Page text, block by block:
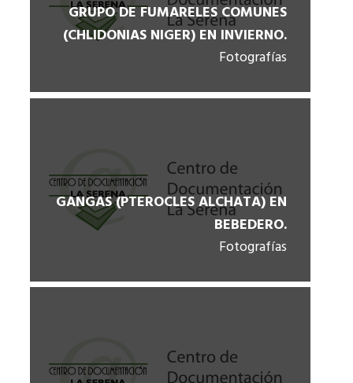
GRUPO DE FUMARELES COMUNES
(CHLIDONIAS NIGER) EN INVIERNO.
Fotografías
GANGAS (PTEROCLES ALCHATA) EN
BEBEDERO.
Fotografías